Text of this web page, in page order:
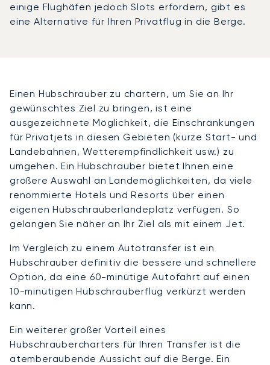
einige Flughäfen jedoch Slots erfordern, gibt es
eine Alternative für Ihren Privatflug in die Berge.
Einen Hubschrauber zu chartern, um Sie an Ihr
gewünschtes Ziel zu bringen, ist eine
ausgezeichnete Möglichkeit, die Einschränkungen
für Privatjets in diesen Gebieten (kurze Start- und
Landebahnen, Wetterempfindlichkeit usw.) zu
umgehen. Ein Hubschrauber bietet Ihnen eine
größere Auswahl an Landemöglichkeiten, da viele
renommierte Hotels und Resorts über einen
eigenen Hubschrauberlandeplatz verfügen. So
gelangen Sie näher an Ihr Ziel als mit einem Jet.
Im Vergleich zu einem Autotransfer ist ein
Hubschrauber definitiv die bessere und schnellere
Option, da eine 60-minütige Autofahrt auf einen
10-minütigen Hubschrauberflug verkürzt werden
kann.
Ein weiterer großer Vorteil eines
Hubschraubercharters für Ihren Transfer ist die
atemberaubende Aussicht auf die Berge. Ein